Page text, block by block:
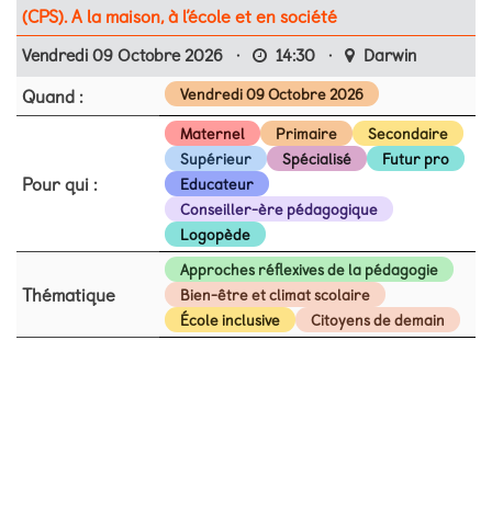
(CPS). A la maison, à l’école et en société
Vendredi 09 Octobre 2026 · 14:30 · Darwin
Quand : Vendredi 09 Octobre 2026
Pour qui :
Maternel Primaire
Secondaire
Supérieur
Spécialisé
Futur pro
Educateur
Conseiller-ère pédagogique
Logopède
Thématique
Approches réflexives de la pédagogie
Bien-être et climat scolaire
École inclusive
Citoyens de demain